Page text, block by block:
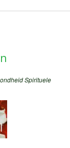
Spirituele